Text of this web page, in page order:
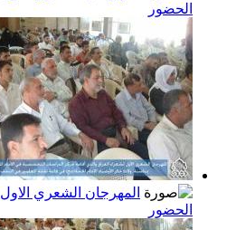
الحضور
المهرجان الشعري
الحضور